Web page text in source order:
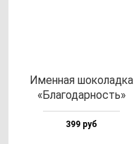
Имен­ная шо­ко­лад­ка
«Бла­го­дар­ность»
399 руб